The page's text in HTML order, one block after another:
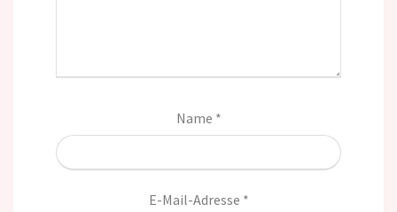
Name *
E-Mail-Adresse *